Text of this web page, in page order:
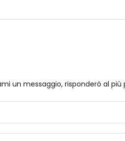
un messaggio, risponderò al più